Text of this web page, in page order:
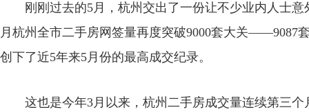
刚刚过去的5月，杭州交出了一份让不少业内人士意
月杭州全市二手房网签量再度突破9000套大关——9087
创下了近5年来5月份的最高成交纪录。
这也是今年3月以来，杭州二手房成交量连续第三个